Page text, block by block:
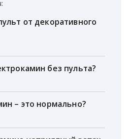
от декоративного
без пульта?
– это нормально?